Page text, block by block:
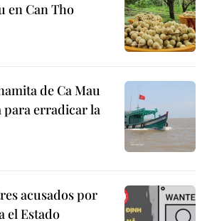
en Can Tho
de Ca Mau
para erradicar la
acusados por
el Estado